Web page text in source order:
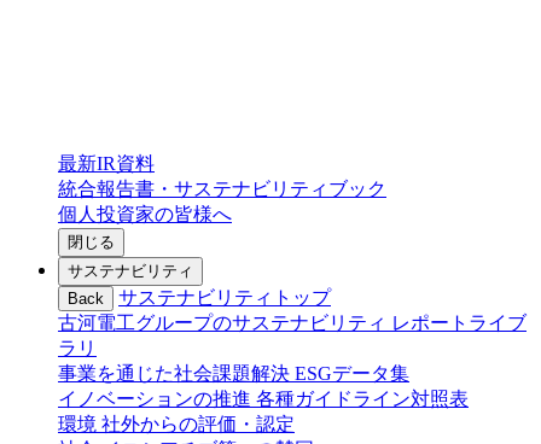
最新IR資料
統合報告書・サステナビリティブック
個人投資家の皆様へ
閉じる
サステナビリティ
Back
サステナビリティトップ
古河電工グループのサステナビリティ レポートライブ
ラリ
事業を通じた社会課題解決 ESGデータ集
イノベーションの推進 各種ガイドライン対照表
環境 社外からの評価・認定